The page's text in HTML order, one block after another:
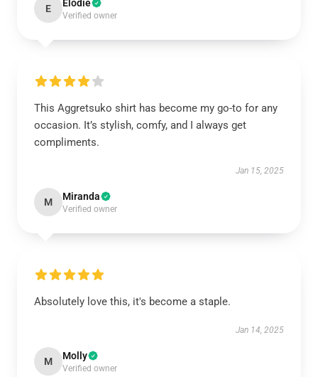
E Elodie
Verified owner
This Aggretsuko shirt has become my go-to for any
occasion. It’s stylish, comfy, and I always get
compliments.
Jan 15, 2025
M Miranda
Verified owner
Absolutely love this, it's become a staple.
Jan 14, 2025
M Molly
Verified owner